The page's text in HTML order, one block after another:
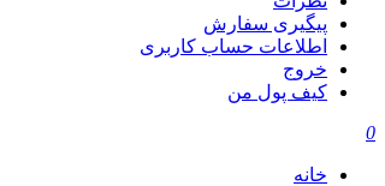
پیگیری سفارش
اطلاعات حساب كاربری
خروج
کیف پول من
0
خانه